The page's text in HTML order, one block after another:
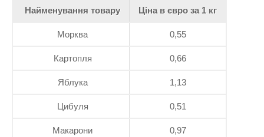
Найменування товару Ціна в євро за 1 кг
Морква 0,55
Картопля 0,66
Яблука 1,13
Цибуля 0,51
Макарони 0,97